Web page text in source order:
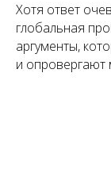
Хотя ответ
глобальная
аргументы,
и опровергают